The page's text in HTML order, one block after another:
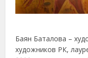
Баян Баталова –
художников РК,